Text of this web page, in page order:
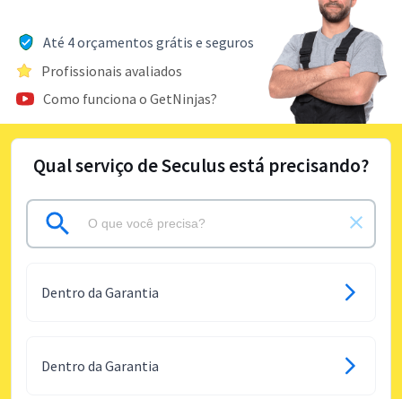
Até 4 orçamentos grátis e seguros
Profissionais avaliados
Como funciona o GetNinjas?
Qual serviço de Seculus está precisando?
Dentro da Garantia
Dentro da Garantia